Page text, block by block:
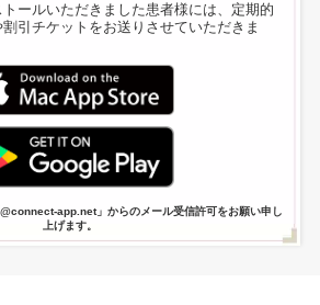
ールいただきました患者様には、定期的
引チケットをお送りさせていただきま
app.net」からのメール受信許可をお願い申し
上げます。